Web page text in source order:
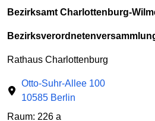
Bezirksamt Charlottenburg-
Rathaus Charlottenburg
Otto-Suhr-Allee 100
10585 Berlin
Raum: 226 a